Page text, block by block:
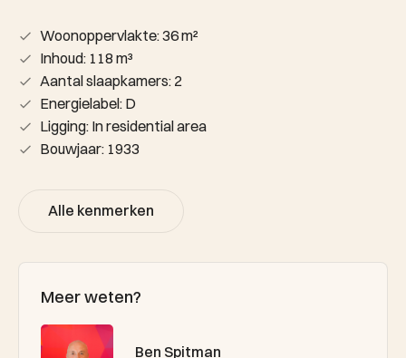
Woonoppervlakte: 36 m²
Inhoud: 118 m³
Aantal slaapkamers: 2
Energielabel: D
Ligging: In residential area
Bouwjaar: 1933
Alle kenmerken
Meer weten?
Ben Spitman